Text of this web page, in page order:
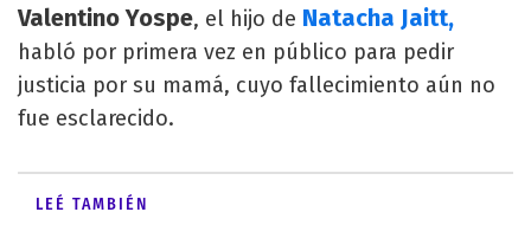
Valentino Yospe, el hijo de Natacha Jaitt,
habló por primera vez en público para pedir
justicia por su mamá, cuyo fallecimiento aún no
fue esclarecido.
LEÉ TAMBIÉN